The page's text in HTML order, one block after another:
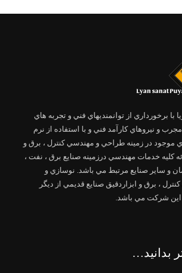
برخورداري از توانمنديهاي فني و تجربه هاي
و نيروهاي كارآمد فني و با استفاده از نرم
موجود در زمينه طراحي و مهندسي كنترل ، برق و
كليه خدمات مهندسي درزمينه صنايع برق ، نفت ،
و ساير صنايع مرتبط مي باشد. نوسازي و
، برق و ابزاردقيق صنايع قديمي از ديگر
اين شركت مي باشد.
بدانید…